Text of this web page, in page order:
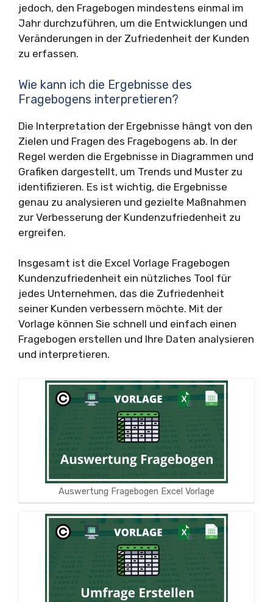
jedoch, den Fragebogen mindestens einmal im
Jahr durchzuführen, um die Entwicklungen und
Veränderungen in der Zufriedenheit der Kunden
zu erfassen.
Wie kann ich die Ergebnisse des
Fragebogens interpretieren?
Die Interpretation der Ergebnisse hängt von den
Zielen und Fragen des Fragebogens ab. In der
Regel werden die Ergebnisse in Diagrammen und
Grafiken dargestellt, um Trends und Muster zu
identifizieren. Es ist wichtig, die Ergebnisse
genau zu analysieren und gezielte Maßnahmen
zur Verbesserung der Kundenzufriedenheit zu
ergreifen.
Insgesamt ist die Excel Vorlage Fragebogen
Kundenzufriedenheit ein nützliches Tool für
jedes Unternehmen, das die Zufriedenheit
seiner Kunden verbessern möchte. Mit der
Vorlage können Sie schnell und einfach einen
Fragebogen erstellen und Ihre Daten analysieren
und interpretieren.
Auswertung Fragebogen Excel Vorlage